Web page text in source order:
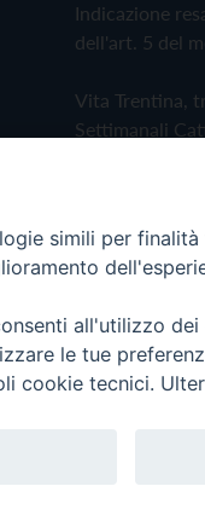
Indicazione
dell'art. 5 del
Vita Trentina,
Settimanali
Privacy Policy
Trentina
simili per
all'utilizzo
le tue
cookie tecnici.